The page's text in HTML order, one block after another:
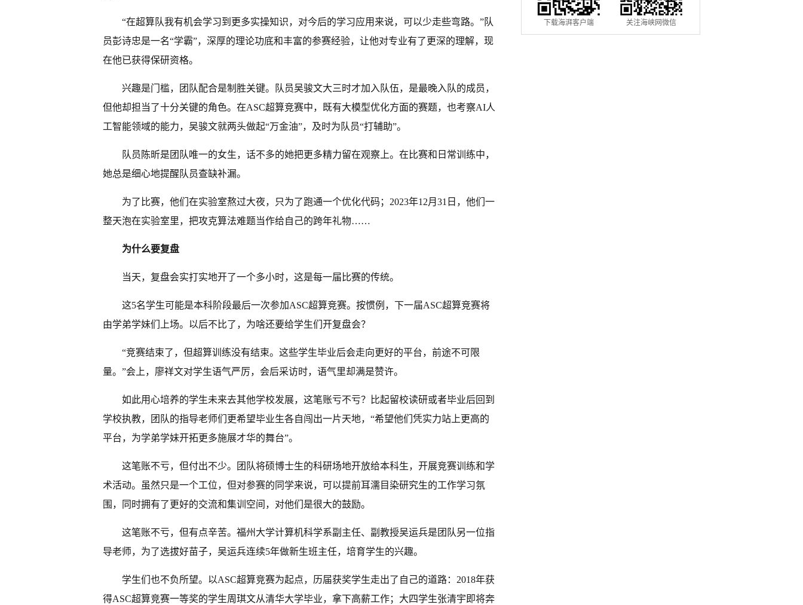
“在超算队我有机会学习到更多实操知识，对今后的学习应用来说，可以少走些弯路。”队
员彭诗忠是一名“学霸”，深厚的理论功底和丰富的参赛经验，让他对专业有了更深的理解，现
在他已获得保研资格。
兴趣是门槛，团队配合是制胜关键。队员吴骏文大三时才加入队伍，是最晚入队的成员，
但他却担当了十分关键的角色。在ASC超算竞赛中，既有大模型优化方面的赛题，也考察AI人
工智能领域的能力，吴骏文就两头做起“万金油”，及时为队员“打辅助”。
队员陈昕是团队唯一的女生，话不多的她把更多精力留在观察上。在比赛和日常训练中，
她总是细心地提醒队员查缺补漏。
为了比赛，他们在实验室熬过大夜，只为了跑通一个优化代码；2023年12月31日，他们一
整天泡在实验室里，把攻克算法难题当作给自己的跨年礼物……
为什么要复盘
当天，复盘会实打实地开了一个多小时，这是每一届比赛的传统。
这5名学生可能是本科阶段最后一次参加ASC超算竞赛。按惯例，下一届ASC超算竞赛将
由学弟学妹们上场。以后不比了，为啥还要给学生们开复盘会？
“竞赛结束了，但超算训练没有结束。这些学生毕业后会走向更好的平台，前途不可限
量。”会上，廖祥文对学生语气严厉，会后采访时，语气里却满是赞许。
如此用心培养的学生未来去其他学校发展，这笔账亏不亏？比起留校读研或者毕业后回到
学校执教，团队的指导老师们更希望毕业生各自闯出一片天地，“希望他们凭实力站上更高的
平台，为学弟学妹开拓更多施展才华的舞台”。
这笔账不亏，但付出不少。团队将硕博士生的科研场地开放给本科生，开展竞赛训练和学
术活动。虽然只是一个工位，但对参赛的同学来说，可以提前耳濡目染研究生的工作学习氛
围，同时拥有了更好的交流和集训空间，对他们是很大的鼓励。
这笔账不亏，但有点辛苦。福州大学计算机科学系副主任、副教授吴运兵是团队另一位指
导老师，为了选拔好苗子，吴运兵连续5年做新生班主任，培育学生的兴趣。
学生们也不负所望。以ASC超算竞赛为起点，历届获奖学生走出了自己的道路：2018年获
得ASC超算竞赛一等奖的学生周琪文从清华大学毕业，拿下高薪工作；大四学生张清宇即将奔
下载海湃客户端 关注海峡网微信